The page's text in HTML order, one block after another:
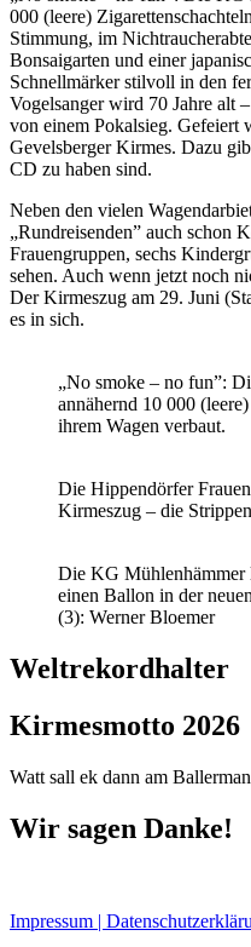
000 (leere)
Stimmung, im
Bonsaigarten und einer
Schnellmärker stilvoll in den
Vogelsanger wird 70 Jahre alt
von einem Pokalsieg.
Gevelsberger Kirmes. Dazu
CD zu haben sind.
Neben den vielen
„Rundreisenden” auch schon
Frauengruppen, sechs
sehen. Auch wenn jetzt noch
Der Kirmeszug am 29. Juni
es in sich.
„No smoke – no fun”:
annähernd 10 000
ihrem Wagen verbaut.
Die Hippendörfer
Kirmeszug – die
Die KG Mühlenhämmer
einen Ballon in der
(3): Werner Bloemer
Weltrekordhalter
Kirmesmotto 2026
Watt sall ek dann am
Wir sagen Danke!
Impressum |